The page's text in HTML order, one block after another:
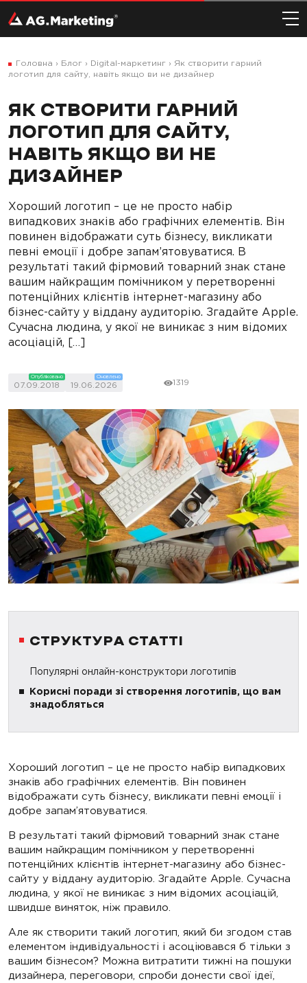
Головна › Блог › Digital-маркетинг › Як створити гарний
логотип для сайту, навіть якщо ви не дизайнер
ЯК СТВОРИТИ ГАРНИЙ
ЛОГОТИП ДЛЯ САЙТУ,
НАВІТЬ ЯКЩО ВИ НЕ
ДИЗАЙНЕР
Хороший логотип – це не просто набір
випадкових знаків або графічних елементів. Він
повинен відображати суть бізнесу, викликати
певні емоції і добре запам’ятовуватися. В
результаті такий фірмовий товарний знак стане
вашим найкращим помічником у перетворенні
потенційних клієнтів інтернет-магазину або
бізнес-сайту у віддану аудиторію. Згадайте Apple.
Сучасна людина, у якої не виникає з ним відомих
асоціацій, […]
07.09.2018
Опубліковано
19.06.2026
Оновлено
1319
СТРУКТУРА СТАТТІ
Популярні онлайн-конструктори логотипів
Корисні поради зі створення логотипів, що вам
знадобляться
Хороший логотип – це не просто набір випадкових
знаків або графічних елементів. Він повинен
відображати суть бізнесу, викликати певні емоції і
добре запам’ятовуватися.
В результаті такий фірмовий товарний знак стане
вашим найкращим помічником у перетворенні
потенційних клієнтів інтернет-магазину або бізнес-
сайту у віддану аудиторію. Згадайте Apple. Сучасна
людина, у якої не виникає з ним відомих асоціацій,
швидше виняток, ніж правило.
Але як створити такий логотип, який би згодом став
елементом індивідуальності і асоціювався б тільки з
вашим бізнесом? Можна витратити тижні на пошуки
дизайнера, переговори, спроби донести свої ідеї,